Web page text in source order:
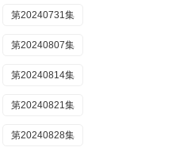
第20240731集
第20240807集
第20240814集
第20240821集
第20240828集